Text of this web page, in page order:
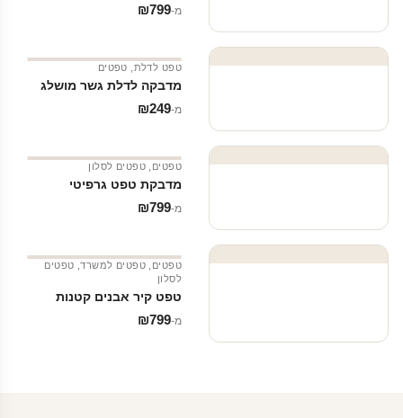
מ‑ ₪799
טפט לדלת טפטים
מדבקה לדלת גשר מושלג
מ‑ ₪249
טפטים טפטים לסלון
מדבקת טפט גרפיטי
מ‑ ₪799
טפטים טפטים למשרד, טפטים
לסלון
טפט קיר אבנים קטנות
מ‑ ₪799